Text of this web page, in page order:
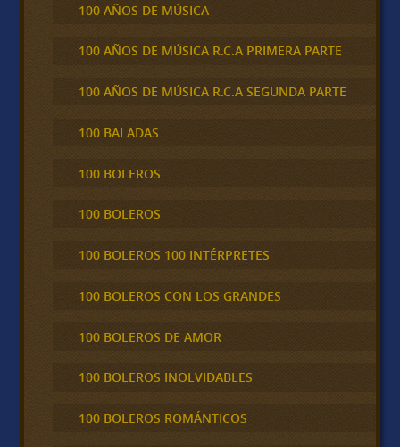
100 AÑOS DE MÚSICA
100 AÑOS DE MÚSICA R.C.A PRIMERA PARTE
100 AÑOS DE MÚSICA R.C.A SEGUNDA PARTE
100 BALADAS
100 BOLEROS
100 BOLEROS
100 BOLEROS 100 INTÉRPRETES
100 BOLEROS CON LOS GRANDES
100 BOLEROS DE AMOR
100 BOLEROS INOLVIDABLES
100 BOLEROS ROMÁNTICOS